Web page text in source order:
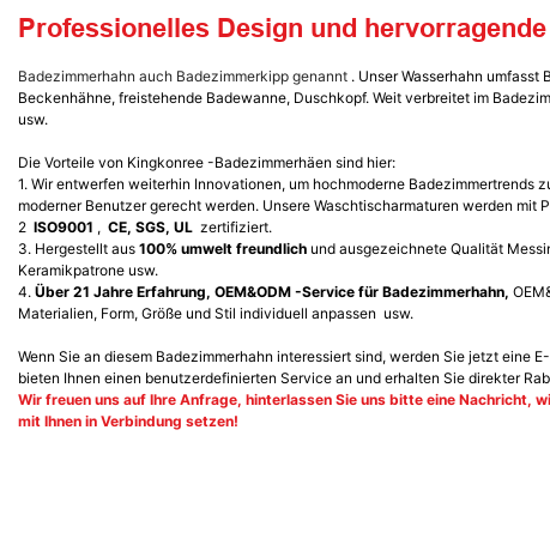
Professionelles Design und
Badezimmerhahn auch Badezimmerkipp genannt . Unser Wasserhahn
Beckenhähne, freistehende Badewanne, Duschkopf. Weit verbreitet im
usw.
Die Vorteile von Kingkonree -Badezimmerhäen sind hier:
1. Wir entwerfen weiterhin Innovationen, um hochmoderne Badezimmertrends
moderner Benutzer gerecht werden. Unsere Waschtischarmaturen werden mit
2 ISO9001 , CE, SGS, UL zertifiziert.
3. Hergestellt aus 100% umwelt freundlich und ausgezeichnete Qualität
Keramikpatrone usw.
4. Über 21 Jahre Erfahrung, OEM&ODM -Service für Badezimmerhahn,
Materialien, Form, Größe und Stil individuell anpassen usw.
Wenn Sie an diesem Badezimmerhahn interessiert sind, werden Sie jetzt eine
bieten Ihnen einen benutzerdefinierten Service an und erhalten Sie direkter
Wir freuen uns auf Ihre Anfrage, hinterlassen Sie uns bitte eine Nachricht,
mit Ihnen in Verbindung setzen!